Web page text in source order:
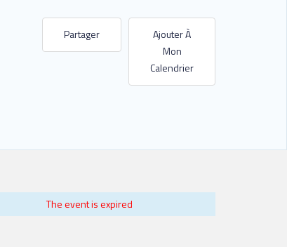
Partager
Ajouter À
Mon
Calendrier
The event is expired